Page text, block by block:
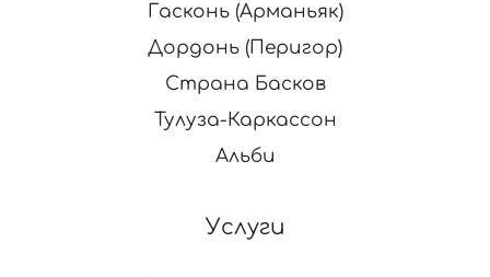
Гасконь (Арманьяк)
Дордонь (Перигор)
Страна Басков
Тулуза-Каркассон
Альби
Услуги